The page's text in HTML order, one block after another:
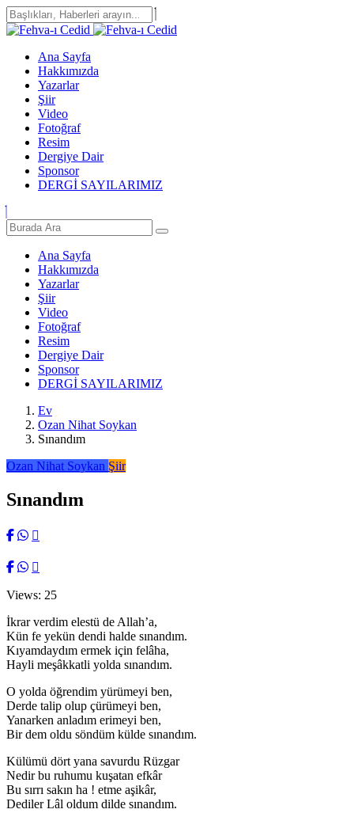
Ana Sayfa
Hakkımızda
Yazarlar
Şiir
Video
Fotoğraf
Resim
Dergiye Dair
Sponsor
DERGİ SAYILARIMIZ
Ana Sayfa
Hakkımızda
Yazarlar
Şiir
Video
Fotoğraf
Resim
Dergiye Dair
Sponsor
DERGİ SAYILARIMIZ
Ev
Ozan Nihat Soykan
Sınandım
Ozan Nihat Soykan Şiir
Sınandım
Views: 25
İkrar verdim elestü de Allah’a,
Kün fe yekün dendi halde sınandım.
Kıyamdaydım ermek için felâha,
Hayli meşâkkatli yolda sınandım.
O yolda öğrendim yürümeyi ben,
Derde talip olup çürümeyi ben,
Yanarken anladım erimeyi ben,
Bir dem oldu söndüm külde sınandım.
Külümü dört yana savurdu Rüzgar
Nedir bu ruhumu kuşatan efkâr
Bu sırrı sakın ha ! etme aşikâr,
Dediler Lâl oldum dilde sınandım.